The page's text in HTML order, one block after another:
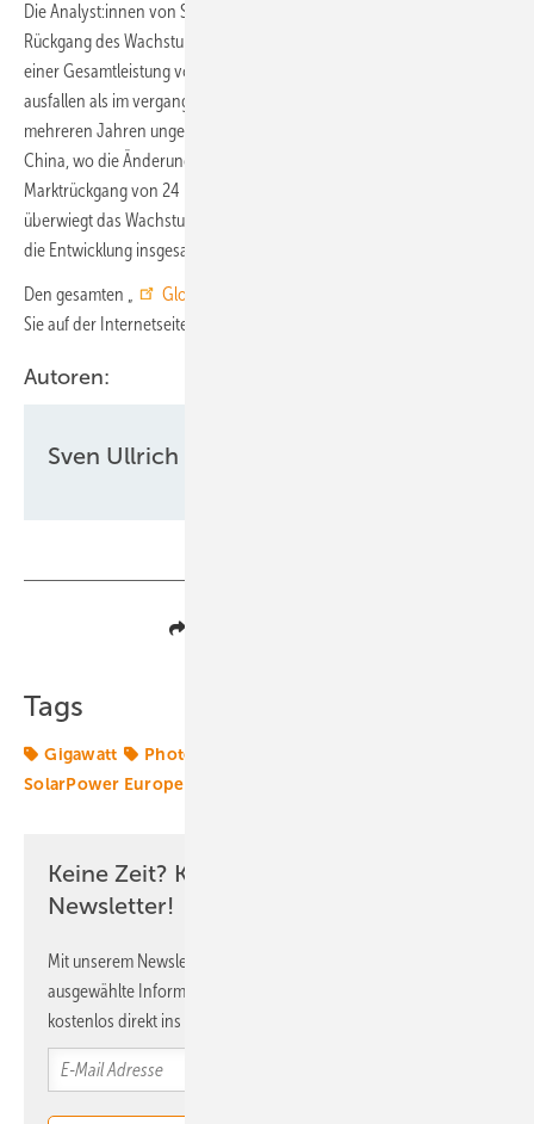
Die Analyst:innen von SPE erwarten für dieses Jahr einen weiteren
Rückgang des Wachstums – und vor allem des Marktes. Denn mit
einer Gesamtleistung von 612 Gigawatt wird der Zubau geringer
ausfallen als im vergangenen Jahr. Es ist der erste Rückgang nach
mehreren Jahren ungebremsten Wachstums. Das liegt primär an
China, wo die Änderung der politischen Prioritäten einen
Marktrückgang von 24 Prozent verursacht. Dieser Rückgang
überwiegt das Wachstum in anderen Märkten und Regionen, sodass
die Entwicklung insgesamt negativ ist.
Den gesamten „ Global Solar Market Outlook 2026-2030
Sie auf der Internetseite von SPE herunterladen.
Autoren:
Sven Ullrich
Tags
Gigawatt Photovoltaik
SolarPower Europe
Keine Zeit? Kein Problem mit dem ERE
Newsletter!
Mit unserem Newsletter erhalten Sie regelmäßig von uns
ausgewählte Informationen und Neuigkeiten, gebündelt und
kostenlos direkt ins Postfach.